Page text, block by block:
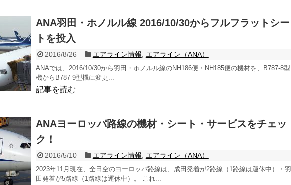
ANA羽田・ホノルル線 2016/10/30からフルフラットシー
トを投入
2016/8/26 エアライン情報 エアライン（ANA）
ANAでは、2016/10/30から羽田・ホノルル線のNH186便・NH185便の機材を、B787-8型
機からB787-9型機に変更...
記事を読む
ANAヨーロッパ路線の機材・シート・サービスをチェッ
ク！
2016/5/10 エアライン情報 エアライン（ANA）
2023年11月現在、全日空のヨーロッパ路線は、成田発着が2路線（1路線は運休中）・羽
田発着が5路線（1路線は運休中）。 これ...